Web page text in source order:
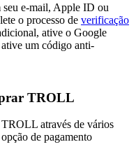
seu e-mail, Apple ID ou
o processo de verificação
ative o Google
um código anti-
TROLL
através de vários
de pagamento